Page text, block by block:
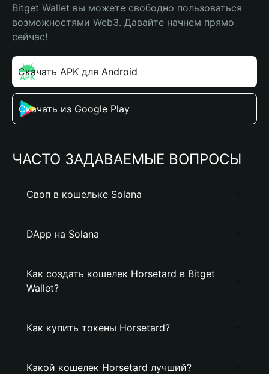
Bitget Wallet вы можете свободно пользоваться
возможностями Web3. Давайте начнем прямо
сейчас!
Скачать APK для Android
Скачать из Google Play
ЧАСТО ЗАДАВАЕМЫЕ ВОПРОСЫ
Своп в кошельке Solana
DApp на Solana
Как создать кошелек Horsetard в Bitget
Wallet?
Как купить токены Horsetard?
Какой кошелек Horsetard лучший?